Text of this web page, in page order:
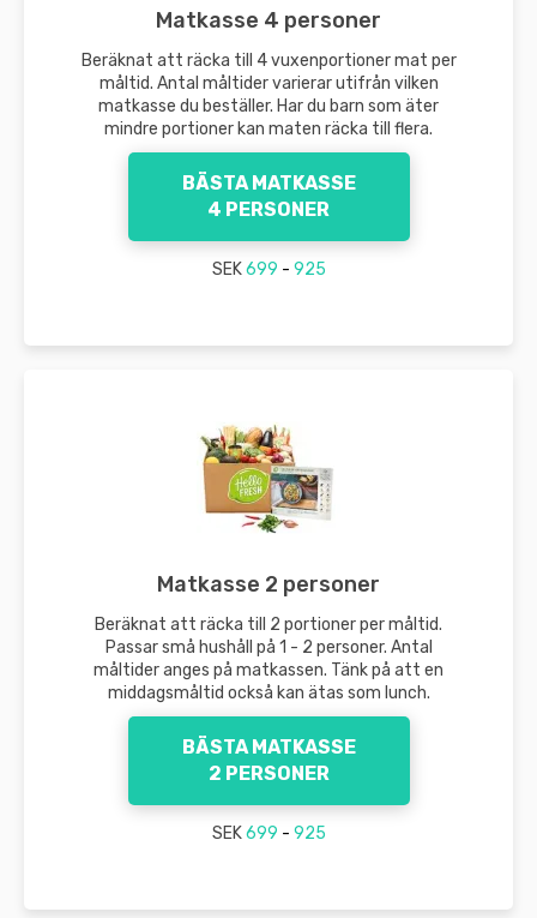
Matkasse 2 personer
Beräknat att räcka till 2 portioner per måltid.
Passar små hushåll på 1 - 2 personer. Antal
måltider anges på matkassen. Tänk på att en
middagsmåltid också kan ätas som lunch.
BÄSTA MATKASSE
2 PERSONER
SEK699 - 925
Matkasse 4 personer
Beräknat att räcka till 4 vuxenportioner mat per
måltid. Antal måltider varierar utifrån vilken
matkasse du beställer. Har du barn som äter
mindre portioner kan maten räcka till flera.
BÄSTA MATKASSE
4 PERSONER
SEK699 - 925